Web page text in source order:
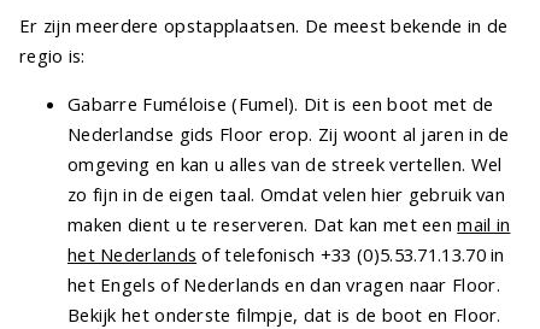
Er zijn meerdere opstapplaatsen. De meest bekende in de
regio is:
Gabarre Fuméloise (Fumel). Dit is een boot met de
Nederlandse gids Floor erop. Zij woont al jaren in de
omgeving en kan u alles van de streek vertellen. Wel
zo fijn in de eigen taal. Omdat velen hier gebruik van
maken dient u te reserveren. Dat kan met eenmail in
het Nederlands of telefonisch +33 (0)5.53.71.13.70 in
het Engels of Nederlands en dan vragen naar Floor.
Bekijk het onderste filmpje, dat is de boot en Floor.